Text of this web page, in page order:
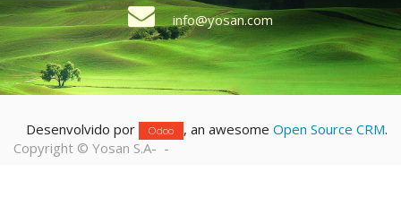
info@yosan.com
Desenvolvido por Odoo , an awesome Open Source CRM.
Copyright © Yosan S.A- -